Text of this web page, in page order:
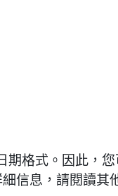
格式。因此，
信息，請閱讀其